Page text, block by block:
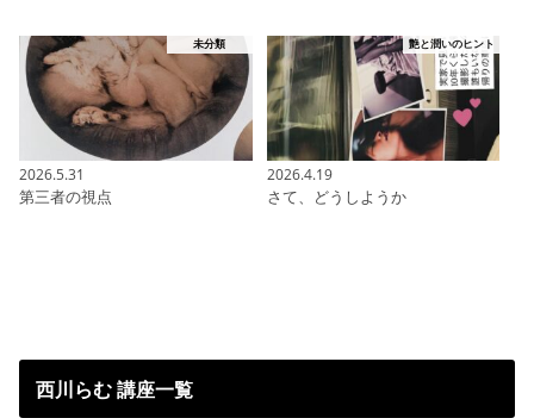
未分類
2026.5.31
第三者の視点
艶と潤いのヒント
2026.4.19
さて、どうしようか
西川らむ 講座一覧